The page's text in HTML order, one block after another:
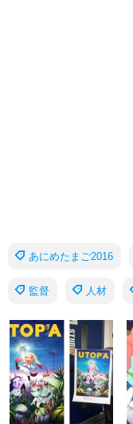
あにめたまご2016
監督 人材